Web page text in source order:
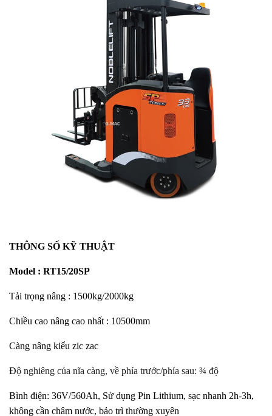
THÔNG SỐ KỸ THUẬT
Model : RT15/20SP
Tải trọng nâng : 1500kg/2000kg
Chiều cao nâng cao nhất : 10500mm
Càng nâng kiểu zic zac
Độ nghiêng của nĩa càng, về phía trước/phía sau: ¾ độ
Bình điện: 36V/560Ah, Sử dụng Pin Lithium, sạc nhanh 2h-3h,
không cần châm nước, bảo trì thường xuyên